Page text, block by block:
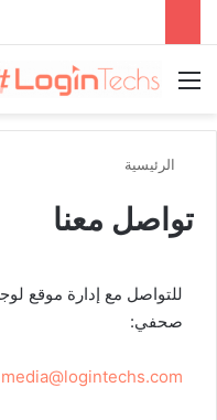
القائمة
الرئيسية
تواصل معنا
للتواصل مع إدارة موقع
صحفي:
media@logintechs.com